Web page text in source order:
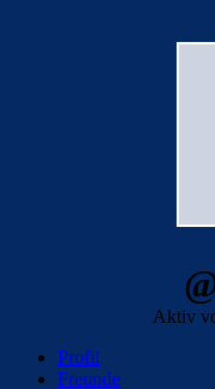
Aktiv
Profil
Freunde